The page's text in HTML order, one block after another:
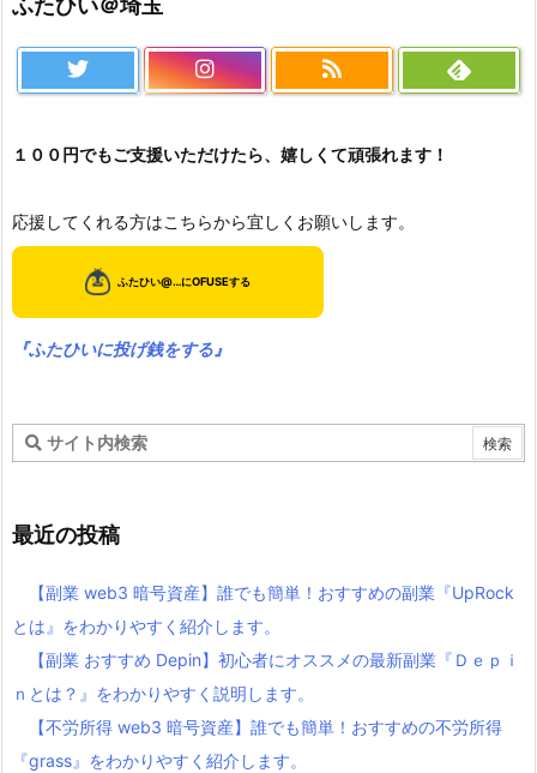
ふたひい＠埼玉
１００円でもご支援いただけたら、嬉しくて頑張れます！
応援してくれる方はこちらから宜しくお願いします。
『ふたひいに投げ銭をする』
最近の投稿
【副業 web3 暗号資産】誰でも簡単！おすすめの副業『UpRock
とは』をわかりやすく紹介します。
【副業 おすすめ Depin】初心者にオススメの最新副業『Ｄｅｐｉ
ｎとは？』をわかりやすく説明します。
【不労所得 web3 暗号資産】誰でも簡単！おすすめの不労所得
『grass』をわかりやすく紹介します。